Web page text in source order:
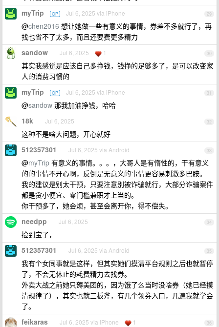
29
myTrip OP Jul 6, 2025 via iPhone
@chen2016 想让她做一些有意义的事情，券差不多就行了，再
找也省不了太多，而且还要费更多精力
30
sandow Jul 6, 2025 1
其实我感觉是应该自己多挣钱，钱挣的足够多了，是可以改变家
人的消费习惯的
31
myTrip OP Jul 6, 2025 via iPhone
@sandow 那我加油挣钱，哈哈
32
18k Jul 6, 2025
这种不是啥大问题，开心就好
33
512357301 Jul 6, 2025 via Android
@myTrip 有意义的事情。。。，大哥人是有惰性的，干有意义
的的事情不开心啊，反倒是无意义的事情更容易刺激多巴胺。
我的建议是别太干预，只要注意别被诈骗就行，大部分诈骗案件
都是贪小便宜、零门槛兼职才上当的。
你干预多了，她会烦，甚至会离开你，得不偿失。
34
needpp Jul 6, 2025
捡到宝了，
35
512357301 Jul 6, 2025 via Android
我有个女同事就是这样，但其实她们摸清平台规则之后也就暂停
了，不会无休止的耗费精力去找券。
外卖大战之前她只薅美团的，因为饿了么当时没啥券（她已经摸
清规律了），其实也就三板斧，有几个领券入口，几遍我就学会
了。
36
feikaras Jul 6, 2025 via iPhone 1